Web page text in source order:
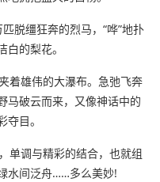
脱缰狂奔的烈马，“哗”地扑
的梨花。
着雄伟的大瀑布。急弛飞奔
马破云而来，又像神话中的
目。
单调与精彩的结合，也就组
水间泛舟……多么美妙!